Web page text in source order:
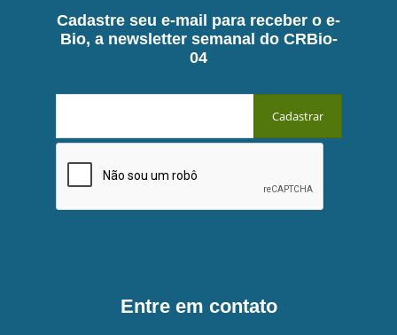
Cadastre seu e-mail para receber o e-
Bio, a newsletter semanal do CRBio-
04
Entre em contato